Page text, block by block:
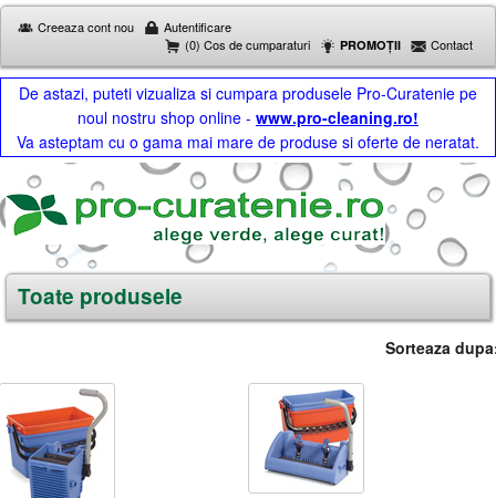
Creeaza cont nou
Autentificare
(0) Cos de cumparaturi
PROMOȚII Contact
De astazi, puteti vizualiza si cumpara produsele Pro-Curatenie pe
noul nostru shop online - www.pro-cleaning.ro!
Va asteptam cu o gama mai mare de produse si oferte de neratat.
Toate produsele
Sorteaza